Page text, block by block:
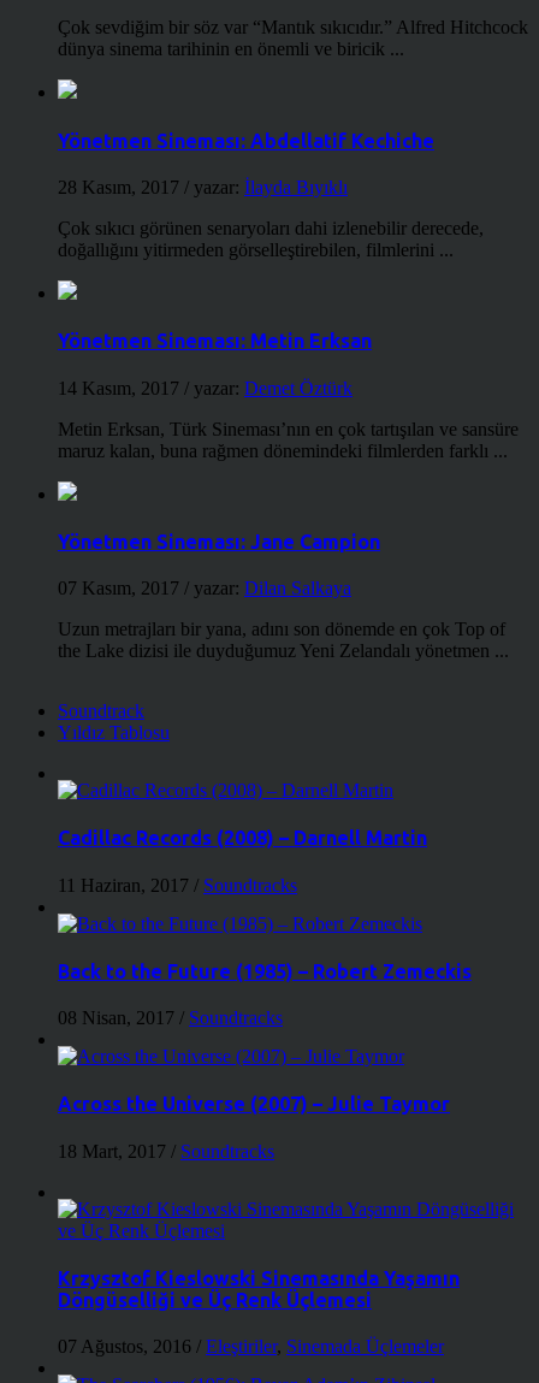
Çok sevdiğim bir söz var “Mantık sıkıcıdır.” Alfred Hitchcock
dünya sinema tarihinin en önemli ve biricik ...
Yönetmen Sineması: Abdellatif Kechiche
28 Kasım, 2017 / yazar: İlayda Bıyıklı
Çok sıkıcı görünen senaryoları dahi izlenebilir derecede,
doğallığını yitirmeden görselleştirebilen, filmlerini ...
Yönetmen Sineması: Metin Erksan
14 Kasım, 2017 / yazar: Demet Öztürk
Metin Erksan, Türk Sineması’nın en çok tartışılan ve sansüre
maruz kalan, buna rağmen dönemindeki filmlerden farklı ...
Yönetmen Sineması: Jane Campion
07 Kasım, 2017 / yazar: Dilan Salkaya
Uzun metrajları bir yana, adını son dönemde en çok Top of
the Lake dizisi ile duyduğumuz Yeni Zelandalı yönetmen ...
Soundtrack
Yıldız Tablosu
Cadillac Records (2008) – Darnell Martin
11 Haziran, 2017 / Soundtracks
Back to the Future (1985) – Robert Zemeckis
08 Nisan, 2017 / Soundtracks
Across the Universe (2007) – Julie Taymor
18 Mart, 2017 / Soundtracks
Krzysztof Kieslowski Sinemasında Yaşamın
Döngüselliği ve Üç Renk Üçlemesi
07 Ağustos, 2016 / Eleştiriler, Sinemada Üçlemeler